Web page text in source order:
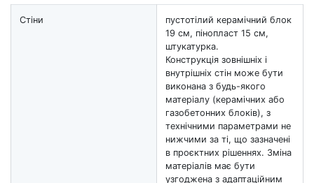
Стіни
пустотілий керамічний блок
19 см, пінопласт 15 см,
штукатурка.
Конструкція зовнішніх і
внутрішніх стін може бути
виконана з будь-якого
матеріалу (керамічних або
газобетонних блоків), з
технічними параметрами не
нижчими за ті, що зазначені
в проєктних рішеннях. Зміна
матеріалів має бути
узгоджена з адаптаційним